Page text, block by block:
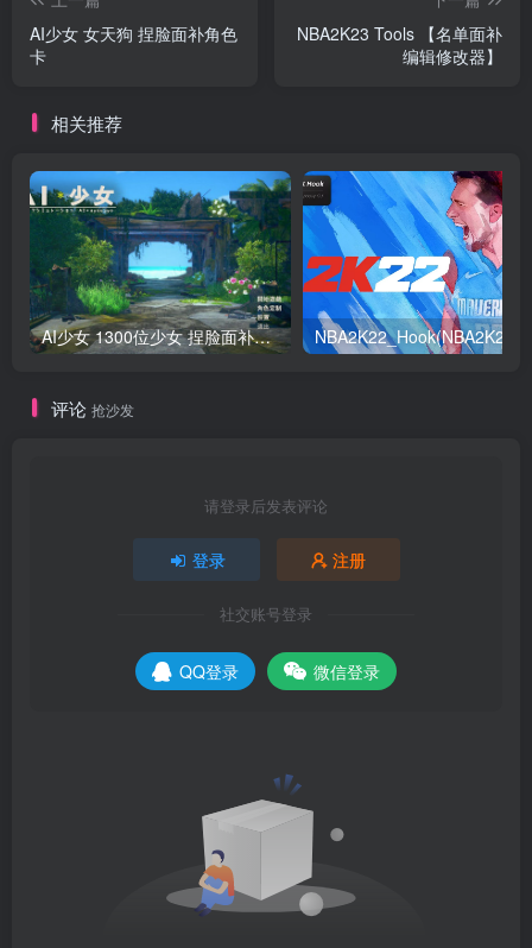
AI少女 女天狗 捏脸面补角色
卡
NBA2K23 Tools 【名单面补
编辑修改器】
相关推荐
AI少女 1300位少女 捏脸面补数据整合包 总有一位是你想要的
评论 抢沙发
请登录后发表评论
登录 注册
社交账号登录
QQ登录 微信登录